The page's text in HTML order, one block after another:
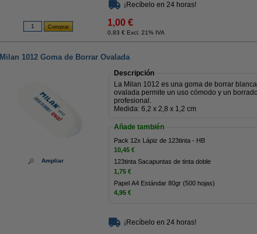
¡Recíbelo en 24 horas!
1,00 €
0,83 € Excl. 21% IVA
Milan 1012 Goma de Borrar Ovalada
Ampliar
Descripción
La Milan 1012 es una goma de borrar
ovalada permite un uso cómodo y un
profesional.
Medida: 6,2 x 2,8 x 1,2 cm
Añade también
Pack 12x Lápiz de 123tinta - HB
10,45 €
123tinta Sacapuntas de tinta doble
1,75 €
Papel A4 Estándar 80gr (500 hojas)
4,95 €
¡Recíbelo en 24 horas!